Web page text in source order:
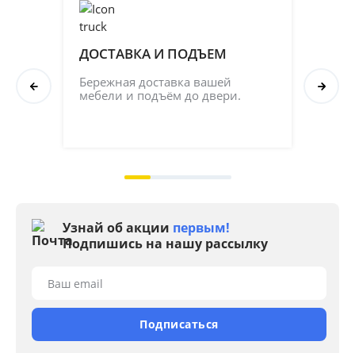
ДОСТАВКА И ПОДЪЕМ
Бережная доставка вашей
мебели и подъём до двери.
Узнай об акции первым!
Подпишись на нашу рассылку
Ваш email
Подписаться